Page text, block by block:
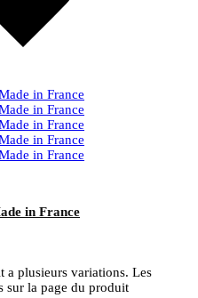
in France
a plusieurs variations. Les
sur la page du produit